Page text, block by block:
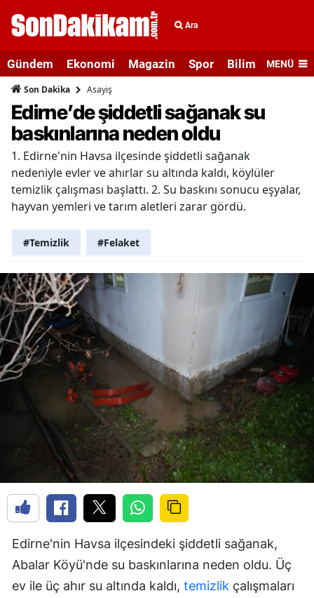
Ara
Gündem Ekonomi Magazin Spor Bilim veMENÜ
Son Dakika Asayiş
Edirne’de şiddetli sağanak su
baskınlarına neden oldu
1. Edirne'nin Havsa ilçesinde şiddetli sağanak
nedeniyle evler ve ahırlar su altında kaldı, köylüler
temizlik çalışması başlattı. 2. Su baskını sonucu eşyalar,
hayvan yemleri ve tarım aletleri zarar gördü.
#Temizlik #Felaket
Edirne'nin Havsa ilçesindeki şiddetli sağanak,
Abalar Köyü'nde su baskınlarına neden oldu. Üç
ev ile üç ahır su altında kaldı, temizlik çalışmaları